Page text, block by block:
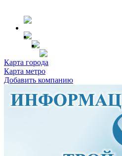
Карта города
Карта метро
Добавить компанию